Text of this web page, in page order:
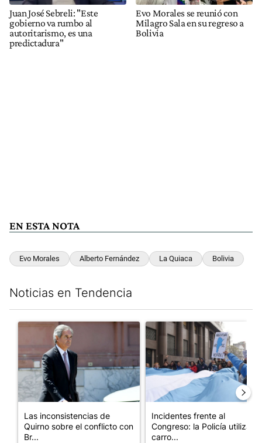
Juan José Sebreli: "Este
gobierno va rumbo al
autoritarismo, es una
predictadura"
Evo Morales se reunió con
Milagro Sala en su regreso a
Bolivia
EN ESTA NOTA
Evo Morales Alberto Fernández La Quiaca Bolivia
Noticias en Tendencia
Un artículo de tendencia con el título "Las inconsistencias de
Las inconsistencias de
Quirno sobre el conflicto con
Br...
Un artículo de tendencia con
Incidentes frente al
Congreso: la Policía utiliza
carro...